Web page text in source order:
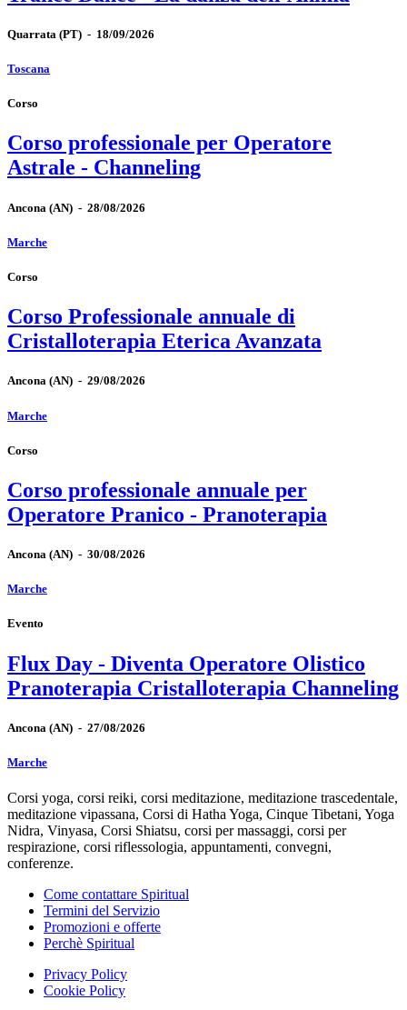
Quarrata (PT) - 18/09/2026
Toscana
Corso
Corso professionale per Operatore
Astrale - Channeling
Ancona (AN) - 28/08/2026
Marche
Corso
Corso Professionale annuale di
Cristalloterapia Eterica Avanzata
Ancona (AN) - 29/08/2026
Marche
Corso
Corso professionale annuale per
Operatore Pranico - Pranoterapia
Ancona (AN) - 30/08/2026
Marche
Evento
Flux Day - Diventa Operatore Olistico
Pranoterapia Cristalloterapia Channeling
Ancona (AN) - 27/08/2026
Marche
Corsi yoga, corsi reiki, corsi meditazione, meditazione trascedentale,
meditazione vipassana, Corsi di Hatha Yoga, Cinque Tibetani, Yoga
Nidra, Vinyasa, Corsi Shiatsu, corsi per massaggi, corsi per
respirazione, corsi riflessologia, appuntamenti, convegni,
conferenze.
Come contattare Spiritual
Termini del Servizio
Promozioni e offerte
Perchè Spiritual
Privacy Policy
Cookie Policy